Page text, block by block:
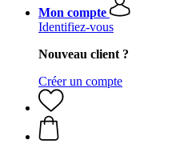
Mon compte
Identifiez-vous
Nouveau client ?
Créer un compte